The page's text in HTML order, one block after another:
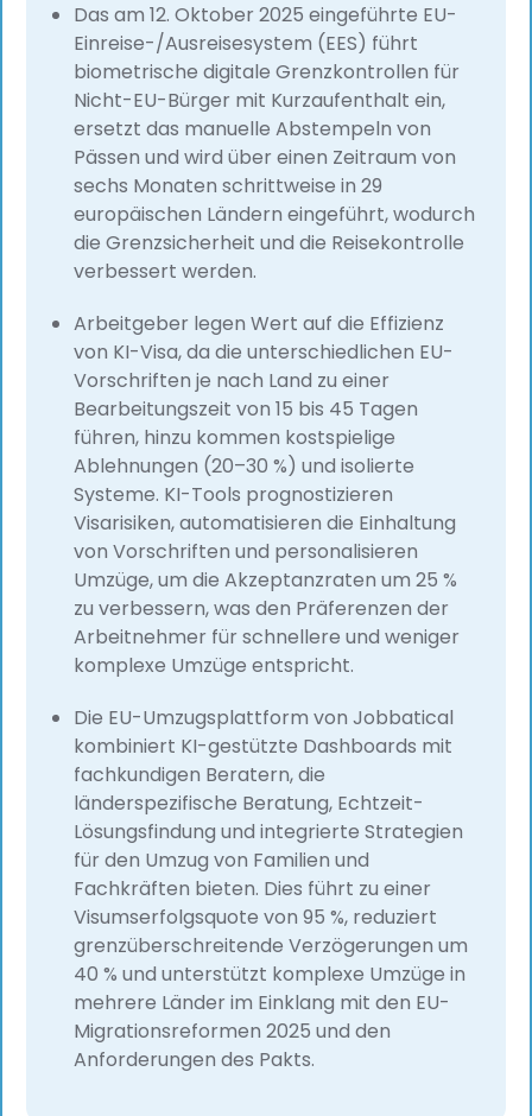
Das am 12. Oktober 2025 eingeführte EU-
Einreise-/Ausreisesystem (EES) führt
biometrische digitale Grenzkontrollen für
Nicht-EU-Bürger mit Kurzaufenthalt ein,
ersetzt das manuelle Abstempeln von
Pässen und wird über einen Zeitraum von
sechs Monaten schrittweise in 29
europäischen Ländern eingeführt, wodurch
die Grenzsicherheit und die Reisekontrolle
verbessert werden.
Arbeitgeber legen Wert auf die Effizienz
von KI-Visa, da die unterschiedlichen EU-
Vorschriften je nach Land zu einer
Bearbeitungszeit von 15 bis 45 Tagen
führen, hinzu kommen kostspielige
Ablehnungen (20–30 %) und isolierte
Systeme. KI-Tools prognostizieren
Visarisiken, automatisieren die Einhaltung
von Vorschriften und personalisieren
Umzüge, um die Akzeptanzraten um 25 %
zu verbessern, was den Präferenzen der
Arbeitnehmer für schnellere und weniger
komplexe Umzüge entspricht.
Die EU-Umzugsplattform von Jobbatical
kombiniert KI-gestützte Dashboards mit
fachkundigen Beratern, die
länderspezifische Beratung, Echtzeit-
Lösungsfindung und integrierte Strategien
für den Umzug von Familien und
Fachkräften bieten. Dies führt zu einer
Visumserfolgsquote von 95 %, reduziert
grenzüberschreitende Verzögerungen um
40 % und unterstützt komplexe Umzüge in
mehrere Länder im Einklang mit den EU-
Migrationsreformen 2025 und den
Anforderungen des Pakts.